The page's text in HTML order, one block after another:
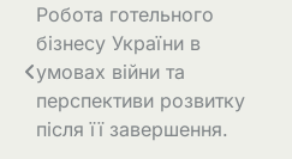
Навігація
записів
Робота готельного
бізнесу України в
умовах війни та
перспективи розвитку
після її завершення.